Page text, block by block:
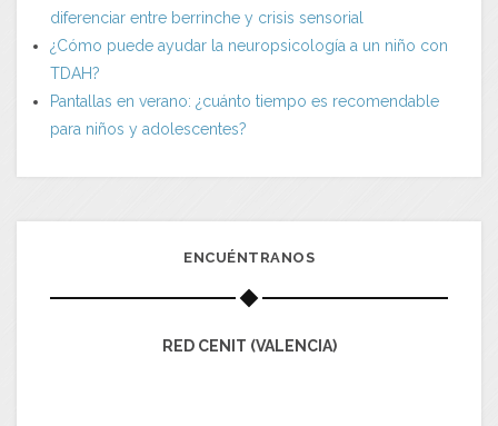
diferenciar entre berrinche y crisis sensorial
¿Cómo puede ayudar la neuropsicología a un niño con
TDAH?
Pantallas en verano: ¿cuánto tiempo es recomendable
para niños y adolescentes?
ENCUÉNTRANOS
RED CENIT (VALENCIA)